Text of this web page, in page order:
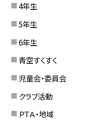
4年生
5年生
6年生
青空すくすく
児童会・委員会
クラブ活動
ＰＴＡ・地域